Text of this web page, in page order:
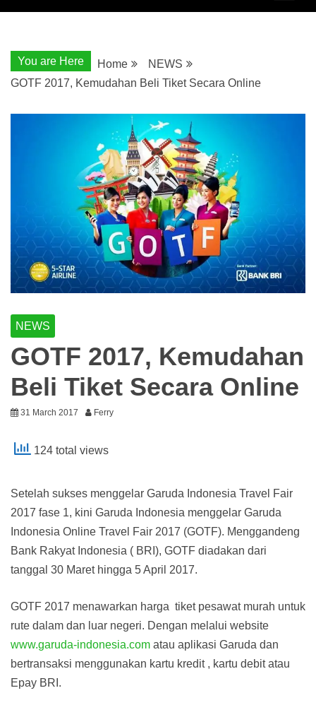
You are Here Home
NEWS
GOTF 2017, Kemudahan Beli Tiket Secara Online
NEWS
GOTF 2017, Kemudahan
Beli Tiket Secara Online
31 March 2017 Ferry
124 total views
Setelah sukses menggelar Garuda Indonesia Travel Fair
2017 fase 1, kini Garuda Indonesia menggelar Garuda
Indonesia Online Travel Fair 2017 (GOTF). Menggandeng
Bank Rakyat Indonesia ( BRI), GOTF diadakan dari
tanggal 30 Maret hingga 5 April 2017.
GOTF 2017 menawarkan harga tiket pesawat murah untuk
rute dalam dan luar negeri. Dengan melalui website
www.garuda-indonesia.com atau aplikasi Garuda dan
bertransaksi menggunakan kartu kredit , kartu debit atau
Epay BRI.